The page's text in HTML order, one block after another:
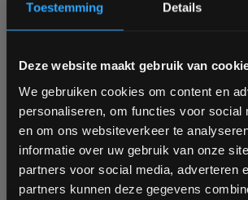
Toestemming Details
Deze website maakt gebruik van
We gebruiken cookies om content en
personaliseren, om functies voor social
en om ons websiteverkeer te
informatie over uw gebruik van onze
partners voor social media, adverteren
partners kunnen deze gegevens
€27,90
1
Bam! 5% korting op je
Schrijf je in voor onze nieuwsbrief om
blijven over onze nieuwe producten,
interessante info. Ontvang 5% korting op
aankoop! 😀